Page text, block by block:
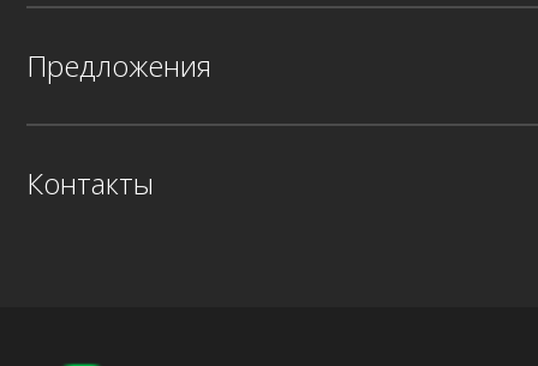
Предложения
Контакты